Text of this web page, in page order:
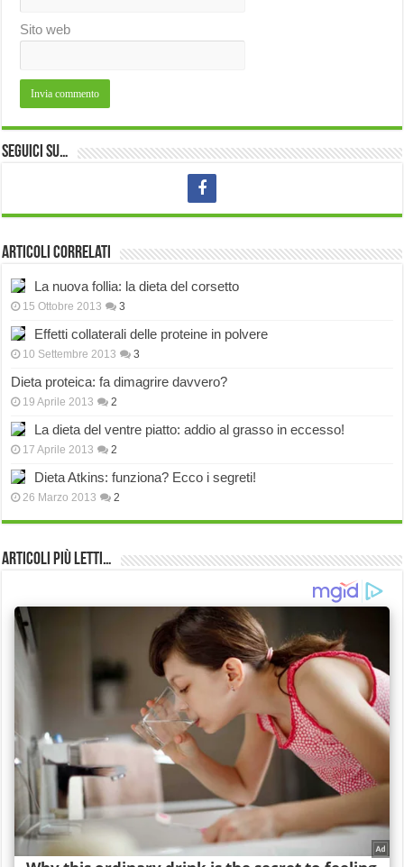
Sito web
Seguici su…
Articoli correlati
La nuova follia: la dieta del corsetto
15 Ottobre 2013 3
Effetti collaterali delle proteine in polvere
10 Settembre 2013 3
Dieta proteica: fa dimagrire davvero?
19 Aprile 2013 2
La dieta del ventre piatto: addio al grasso in eccesso!
17 Aprile 2013 2
Dieta Atkins: funziona? Ecco i segreti!
26 Marzo 2013 2
Articoli più Letti…